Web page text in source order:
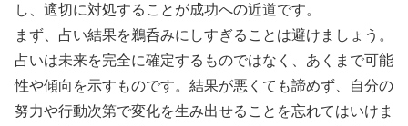
し、適切に対処することが成功への近道です。
まず、占い結果を鵜呑みにしすぎることは避けましょう。
占いは未来を完全に確定するものではなく、あくまで可能
性や傾向を示すものです。結果が悪くても諦めず、自分の
努力や行動次第で変化を生み出せることを忘れてはいけま